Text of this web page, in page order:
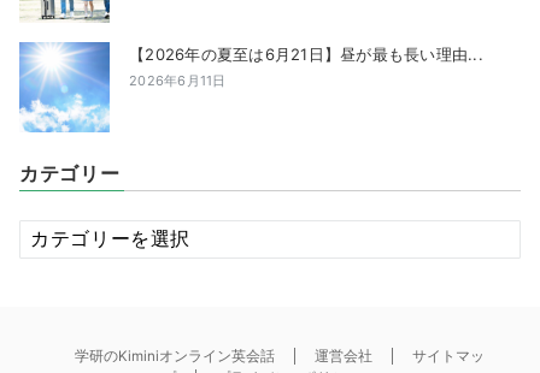
【2026年の夏至は6月21日】昼が最も長い理由...
2026年6月11日
カテゴリー
カ
テ
学研のKiminiオンライン英会話 運営会社
サイトマッ